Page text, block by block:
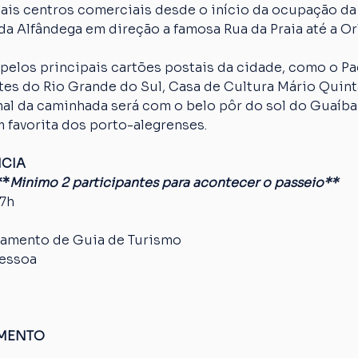
centros comerciais desde o início da ocupação
Alfândega em direção a famosa Rua da Praia até a
principais cartões postais da cidade, como o
do Rio Grande do Sul, Casa de Cultura Mário
da caminhada será com o belo pôr do sol do
favorita dos porto-alegrenses.
Minimo 2 participantes para acontecer o passeio**
de Guia de Turismo